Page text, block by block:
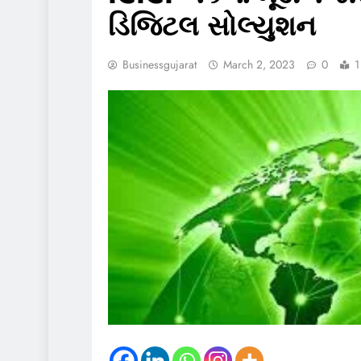
ડિજિટલ સોલ્યુશન
Businessgujarat March 2, 2023 0